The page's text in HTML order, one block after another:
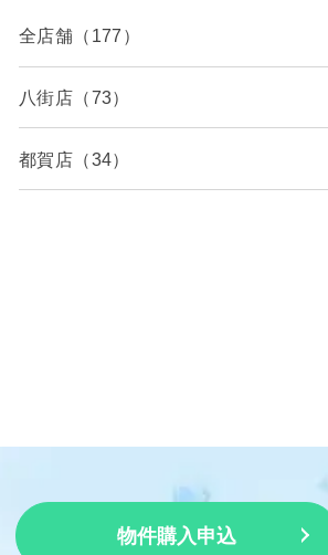
全店舗（177）
八街店（73）
都賀店（34）
物件購入申込